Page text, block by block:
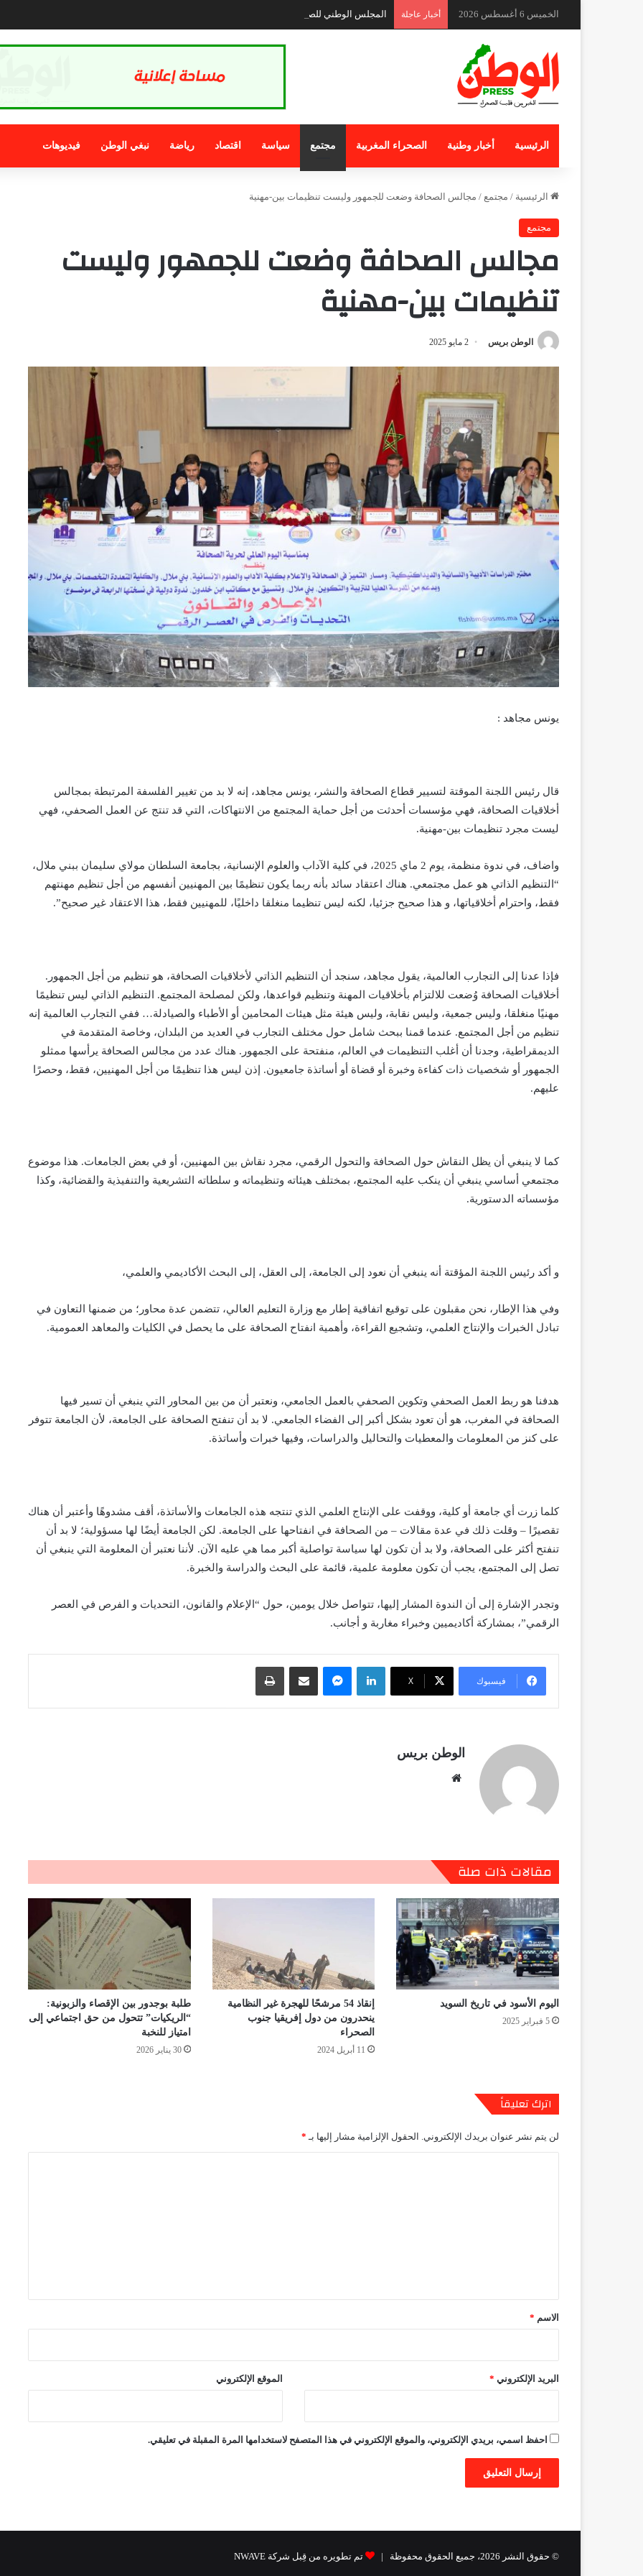
الخميس 6 أغسطس 2026 أخبار عاجلة المجلس الوطني للصحافة.. الذي نريد
الرئيسية أخبار وطنية الصحراء المغربية مجتمع سياسة اقتصاد رياضة نبغي الوطن فيديوهات
الرئيسية / مجتمع / مجالس الصحافة وضعت للجمهور وليست تنظيمات بين-مهنية
مجتمع
مجالس الصحافة وضعت للجمهور وليست
تنظيمات بين-مهنية
الوطن بريس 2 مايو 2025
يونس مجاهد :
قال رئيس اللجنة الموقتة لتسيير قطاع الصحافة والنشر، يونس مجاهد، إنه لا بد من تغيير الفلسفة المرتبطة بمجالس
أخلاقيات الصحافة، فهي مؤسسات أحدثت من أجل حماية المجتمع من الانتهاكات، التي قد تنتج عن العمل الصحفي، فهي
ليست مجرد تنظيمات بين-مهنية.
واضاف، في ندوة منظمة، يوم 2 ماي 2025، في كلية الآداب والعلوم الإنسانية، بجامعة السلطان مولاي سليمان ببني ملال،
“التنظيم الذاتي هو عمل مجتمعي. هناك اعتقاد سائد بأنه ربما يكون تنظيمًا بين المهنيين أنفسهم من أجل تنظيم مهنتهم
فقط، واحترام أخلاقياتها، و هذا صحيح جزئيا، لكنه ليس تنظيما منغلقا داخليًا، للمهنيين فقط، هذا الاعتقاد غير صحيح”.
فإذا عدنا إلى التجارب العالمية، يقول مجاهد، سنجد أن التنظيم الذاتي لأخلاقيات الصحافة، هو تنظيم من أجل الجمهور.
أخلاقيات الصحافة وُضعت للالتزام بأخلاقيات المهنة وتنظيم قواعدها، ولكن لمصلحة المجتمع. التنظيم الذاتي ليس تنظيمًا
مهنيًا منغلقا، وليس جمعية، وليس نقابة، وليس هيئة مثل هيئات المحامين أو الأطباء والصيادلة… ففي التجارب العالمية إنه
تنظيم من أجل المجتمع. عندما قمنا ببحث شامل حول مختلف التجارب في العديد من البلدان، وخاصة المتقدمة في
الديمقراطية، وجدنا أن أغلب التنظيمات في العالم، منفتحة على الجمهور. هناك عدد من مجالس الصحافة يرأسها ممثلو
الجمهور أو شخصيات ذات كفاءة وخبرة أو قضاة أو أساتذة جامعيون. إذن ليس هذا تنظيمًا من أجل المهنيين، فقط، وحصرًا
عليهم.
كما لا ينبغي أن يظل النقاش حول الصحافة والتحول الرقمي، مجرد نقاش بين المهنيين، أو في بعض الجامعات. هذا موضوع
مجتمعي أساسي ينبغي أن ينكب عليه المجتمع، بمختلف هيئاته وتنظيماته و سلطاته التشريعية والتنفيذية والقضائية، وكذا
مؤسساته الدستورية.
و أكد رئيس اللجنة المؤقتة أنه ينبغي أن نعود إلى الجامعة، إلى العقل، إلى البحث الأكاديمي والعلمي،
وفي هذا الإطار، نحن مقبلون على توقيع اتفاقية إطار مع وزارة التعليم العالي، تتضمن عدة محاور؛ من ضمنها التعاون في
تبادل الخبرات والإنتاج العلمي، وتشجيع القراءة، وأهمية انفتاح الصحافة على ما يحصل في الكليات والمعاهد العمومية.
هدفنا هو ربط العمل الصحفي وتكوين الصحفي بالعمل الجامعي، ونعتبر أن من بين المحاور التي ينبغي أن تسير فيها
الصحافة في المغرب، هو أن تعود بشكل أكبر إلى الفضاء الجامعي. لا بد أن تنفتح الصحافة على الجامعة، لأن الجامعة تتوفر
على كنز من المعلومات والمعطيات والتحاليل والدراسات، وفيها خبرات وأساتذة.
كلما زرت أي جامعة أو كلية، ووقفت على الإنتاج العلمي الذي تنتجه هذه الجامعات والأساتذة، أقف مشدوهًا وأعتبر أن هناك
تقصيرًا – وقلت ذلك في عدة مقالات – من الصحافة في انفتاحها على الجامعة. لكن الجامعة أيضًا لها مسؤولية؛ لا بد أن
تنفتح أكثر على الصحافة، ولا بد أن تكون لها سياسة تواصلية أكبر مما هي عليه الآن. لأننا نعتبر أن المعلومة التي ينبغي أن
تصل إلى المجتمع، يجب أن تكون معلومة علمية، قائمة على البحث والدراسة والخبرة.
وتجدر الإشارة إلى أن الندوة المشار إليها، تتواصل خلال يومين، حول “الإعلام والقانون، التحديات و الفرص في العصر
الرقمي”، بمشاركة أكاديميين وخبراء مغاربة و أجانب.
فيسبوك X
لينكدإن ماسنجر مشاركة عبر البريد طباعة
الوطن بريس
مقالات ذات صلة
اليوم الأسود في تاريخ السويد
5 فبراير 2025
إنقاذ 54 مرشحًا للهجرة غير النظامية
ينحدرون من دول إفريقيا جنوب
الصحراء
11 أبريل 2024
طلبة بوجدور بين الإقصاء والزبونية:
“الريكيات” تتحول من حق اجتماعي إلى
امتياز للنخبة
30 يناير 2026
اترك تعليقاً
لن يتم نشر عنوان بريدك الإلكتروني. الحقول الإلزامية مشار إليها بـ *
*الاسم *
البريد الإلكتروني * الموقع الإلكتروني
احفظ اسمي، بريدي الإلكتروني، والموقع الإلكتروني في هذا المتصفح لاستخدامها المرة المقبلة في تعليقي.
© حقوق النشر 2026، جميع الحقوق محفوظة | تم تطويره من قِبل شركة NWAVE